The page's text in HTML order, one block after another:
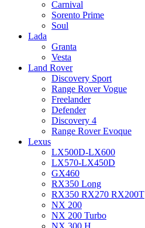
Carnival
Sorento Prime
Soul
Lada
Granta
Vesta
Land Rover
Discovery Sport
Range Rover Vogue
Freelander
Defender
Discovery 4
Range Rover Evoque
Lexus
LX500D-LX600
LX570-LX450D
GX460
RX350 Long
RX350 RX270 RX200T
NX 200
NX 200 Turbo
NX 300 H